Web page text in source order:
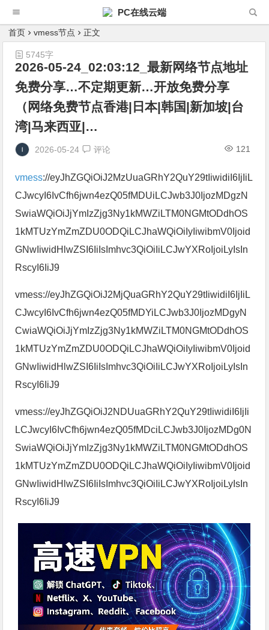
PC在线云端
首页 vmess节点 正文
2026-05-24_02:03:12_最新网络节点地址
免费分享…不定期更新…开放免费分享
（网络免费节点香港|日本|韩国|新加坡|台
湾|马来西亚|…
2026-05-24 评论 121
5745字
vmess://eyJhZGQiOiJ2MzUuaGRhY2QuY29tIiwidiI6IjIiL
CJwcyI6IvCfh6jwn4ezQ05fMDUiLCJwb3J0IjozMDgzN
SwiaWQiOiJjYmIzZjg3Ny1kMWZiLTM0NGMtODdhOS
1kMTUzYmZmZDU0ODQiLCJhaWQiOiIyIiwibmV0Ijoid
GNwIiwidHlwZSI6IiIsImhvc3QiOiIiLCJwYXRoIjoiLyIsIn
RscyI6IiJ9
vmess://eyJhZGQiOiJ2MjQuaGRhY2QuY29tIiwidiI6IjIiL
CJwcyI6IvCfh6jwn4ezQ05fMDYiLCJwb3J0IjozMDgyN
CwiaWQiOiJjYmIzZjg3Ny1kMWZiLTM0NGMtODdhOS
1kMTUzYmZmZDU0ODQiLCJhaWQiOiIyIiwibmV0Ijoid
GNwIiwidHlwZSI6IiIsImhvc3QiOiIiLCJwYXRoIjoiLyIsIn
RscyI6IiJ9
vmess://eyJhZGQiOiJ2NDUuaGRhY2QuY29tIiwidiI6IjIi
LCJwcyI6IvCfh6jwn4ezQ05fMDciLCJwb3J0IjozMDg0N
SwiaWQiOiJjYmIzZjg3Ny1kMWZiLTM0NGMtODdhOS
1kMTUzYmZmZDU0ODQiLCJhaWQiOiIyIiwibmV0Ijoid
GNwIiwidHlwZSI6IiIsImhvc3QiOiIiLCJwYXRoIjoiLyIsIn
RscyI6IiJ9